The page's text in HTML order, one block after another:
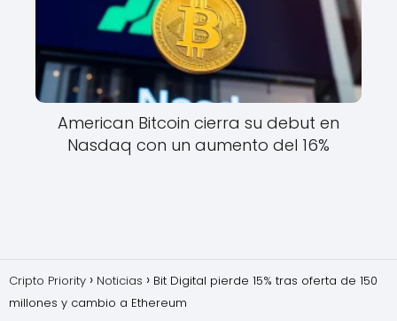
American Bitcoin cierra su debut en
Nasdaq con un aumento del 16%
Cripto Priority Noticias
Bit Digital pierde 15% tras oferta de 150
millones y cambio a Ethereum